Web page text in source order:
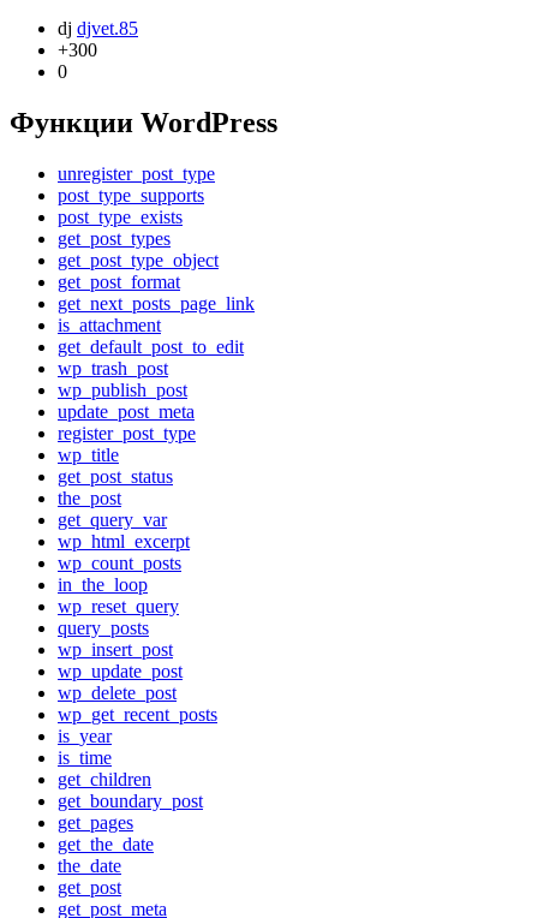
dj djvet.85
+300
0
Функции WordPress
unregister_post_type
post_type_supports
post_type_exists
get_post_types
get_post_type_object
get_post_format
get_next_posts_page_link
is_attachment
get_default_post_to_edit
wp_trash_post
wp_publish_post
update_post_meta
register_post_type
wp_title
get_post_status
the_post
get_query_var
wp_html_excerpt
wp_count_posts
in_the_loop
wp_reset_query
query_posts
wp_insert_post
wp_update_post
wp_delete_post
wp_get_recent_posts
is_year
is_time
get_children
get_boundary_post
get_pages
get_the_date
the_date
get_post
get_post_meta